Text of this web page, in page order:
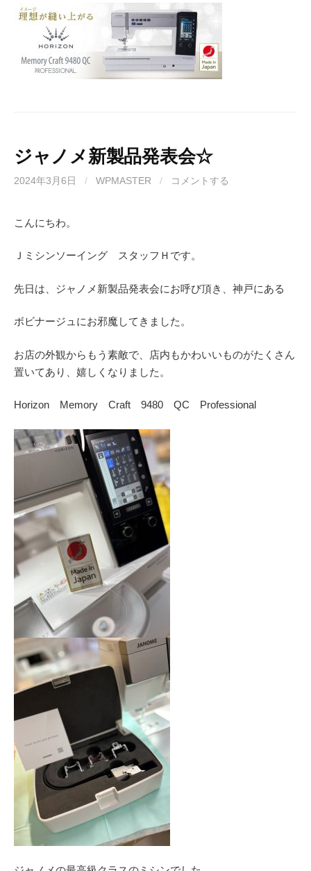
ジャノメ新製品発表会☆
2024年3月6日 / WPMASTER / コメントする
こんにちわ。
Ｊミシンソーイング スタッフＨです。
先日は、ジャノメ新製品発表会にお呼び頂き、神戸にある
ボビナージュにお邪魔してきました。
お店の外観からもう素敵で、店内もかわいいものがたくさん
置いてあり、嬉しくなりました。
Horizon Memory Craft 9480 QC Professional